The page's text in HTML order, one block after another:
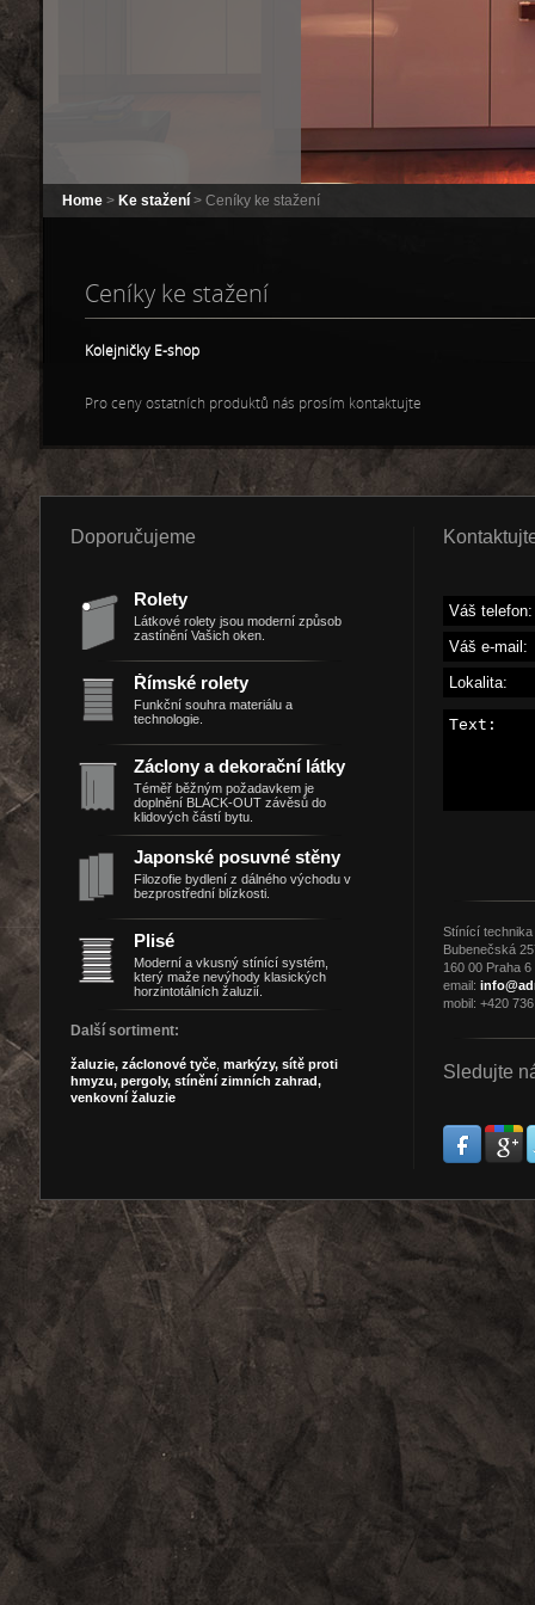
Home > Ke stažení > Ceníky ke stažení
Ceníky ke stažení
Kolejničky E-shop
Pro ceny ostatních produktů nás prosím kontaktujte
Doporučujeme
Rolety
Látkové rolety jsou moderní způsob
zastínění Vašich oken.
Římské rolety
Funkční souhra materiálu a
technologie.
Záclony a dekorační látky
Téměř běžným požadavkem je
doplnění BLACK-OUT závěsů do
klidových částí bytu.
Japonské posuvné stěny
Filozofie bydlení z dálného východu v
bezprostřední blízkosti.
Plisé
Moderní a vkusný stínící systém,
který maže nevýhody klasických
horzintotálních žaluzií.
Další sortiment:
žaluzie, záclonové tyče markýzy, sítě proti
hmyzu, pergoly, stínění zimních zahrad,
venkovní žaluzie
Stínící technika
Bubenečská
160 00 Praha
email:
mobil: +420
Sledujte